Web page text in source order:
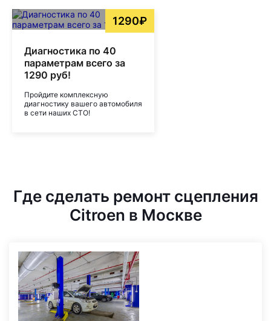
1290₽
Диагностика по 40
параметрам всего за
1290 руб!
Пройдите комплексную
диагностику вашего автомобиля
в сети наших СТО!
Где сделать ремонт сцепления
Citroen в Москве